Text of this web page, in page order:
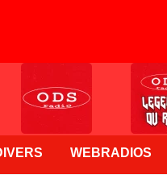
WEBRADIOS